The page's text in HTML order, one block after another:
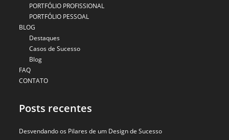
PORTFÓLIO PROFISSIONAL
PORTFÓLIO PESSOAL
BLOG
Destaques
Casos de Sucesso
Blog
FAQ
CONTATO
Posts recentes
Desvendando os Pilares de um Design de Sucesso